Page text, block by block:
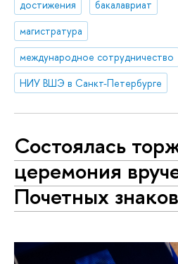
достижения
бакалавриат
магистратура
международное сотрудничество
НИУ ВШЭ в Санкт-Петербурге
Состоялась
церемония
Почетных